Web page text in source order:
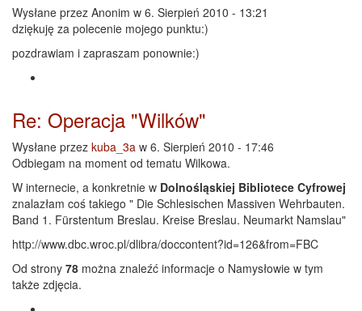
Wysłane przez Anonim w 6. Sierpień 2010 - 13:21
dziękuję za polecenie mojego punktu:)
pozdrawiam i zapraszam ponownie:)
Re: Operacja "Wilków"
Wysłane przez kuba_3a w 6. Sierpień 2010 - 17:46
Odbiegam na moment od tematu Wilkowa.
W internecie, a konkretnie w Dolnośląskiej Bibliotece Cyfrowej
znalazłam coś takiego " Die Schlesischen Massiven Wehrbauten.
Band 1. Fürstentum Breslau. Kreise Breslau. Neumarkt Namslau"
http://www.dbc.wroc.pl/dlibra/doccontent?id=126&from=FBC
Od strony 78 można znaleźć informacje o Namysłowie w tym
także zdjęcia.